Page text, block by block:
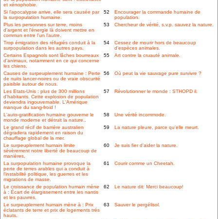
et xénophobie.
Si l'apocalypse arrive, elle sera causée par
la surpopulation humaine.
52
Encourager la commande humaine de
population.
Plus les personnes sur terre, moins
d'argent et l'énergie là doivent mettre en
commun entre l'un l'autre.
53 Chercheur de vérité, s.v.p. sauvez la nature.
Trop émigration des réfugiés conduit à la
surpopulation dans les autres pays.
54
Cessez de mourir hors de beaucoup
d'espèces animales.
Certains Espagnols sont lâches bourreaux
d'animaux, notamment en ce qui concerne
les chiens.
55 Art contre la cruauté animale.
Causes de surpeuplement humaine : Perte
de nuits lancer-noires ou de vraie obscurité
paisible autour de nous.
56 Où peut la vie sauvage pure survivre ?
Les Etats-Unis : plus de 300 millions
d'habitants. Cette explosion de population
deviendra ingouvernable. L'Amérique
manque du sang-froid !
57 Révolutionner le monde : STHOPD il.
L'auto-gratification humaine gouverne le
monde moderne et détruit la nature..
58 Une vérité incommode.
Le grand récif de barrière australien
dégradera rapidement en raison du
chauffage global de la mer.
59 La nature pleure, parce qu'elle meurt.
Le surpeuplement humain limite
sévèrement notre liberté de beaucoup de
manières.
60 Je suis fier d'aider la nature.
La surpopulation humaine provoque la
perte de terres arables qui a conduit à
l'instabilité politique, les guerres et les
migrations de masse.
61 Courir comme un Cheetah.
Le croissance de population humain mène
à : Écart de élargissement entre les nantis
et les pauvres.
62 Le nature dit: Merci beaucoup!
Le surpeuplement humain mène à : Prix
éclatants de terre et prix de logements trés
hauts.
63 Sauver le pergélisol.